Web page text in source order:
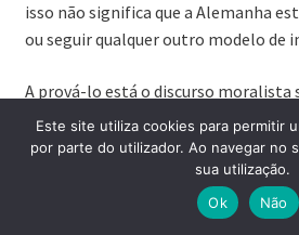
isso não significa que a Alemanha
ou seguir qualquer outro modelo de
A prová-lo está o discurso moralista
económico dos povos do Sul, que é
corriqueira da maior parte dos
europeus, e que é aliás a primeira
reforçar a política de austeridade
punitivo duradouro sobre os povos do
Este site utiliza cookies para permitir
por parte do utilizador. Ao navegar no
sua utilização.
Ok
Não